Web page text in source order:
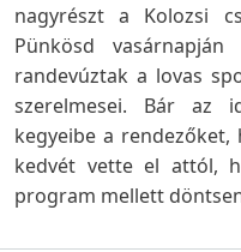
nagyrészt a Kolozsi
Pünkösd
randevúztak a lovas
szerelmesei. Bár az
kegyeibe a rendezőket,
kedvét vette el attól,
program mellett